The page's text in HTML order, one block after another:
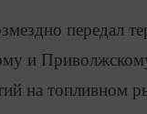
передал
и
на топливном